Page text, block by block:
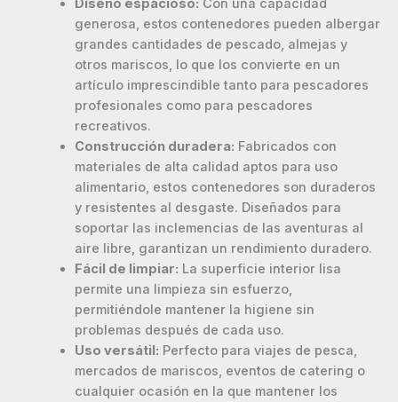
Diseño espacioso: Con una capacidad
generosa, estos contenedores pueden albergar
grandes cantidades de pescado, almejas y
otros mariscos, lo que los convierte en un
artículo imprescindible tanto para pescadores
profesionales como para pescadores
recreativos.
Construcción duradera: Fabricados con
materiales de alta calidad aptos para uso
alimentario, estos contenedores son duraderos
y resistentes al desgaste. Diseñados para
soportar las inclemencias de las aventuras al
aire libre, garantizan un rendimiento duradero.
Fácil de limpiar: La superficie interior lisa
permite una limpieza sin esfuerzo,
permitiéndole mantener la higiene sin
problemas después de cada uso.
Uso versátil: Perfecto para viajes de pesca,
mercados de mariscos, eventos de catering o
cualquier ocasión en la que mantener los